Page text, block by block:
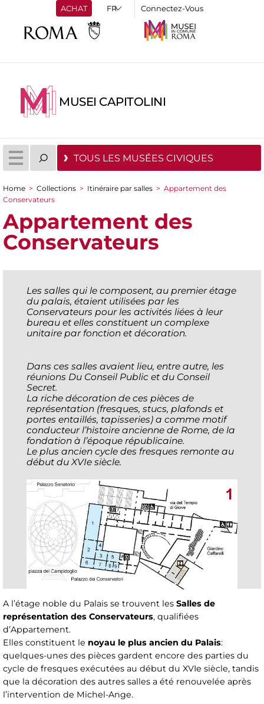
ACHAT Connectez-Vous
MUSEI CAPITOLINI
TOUS LES MUSÉES CIVIQUES
You are here
Home > Collections > Itinéraire par salles > Appartement des
Conservateurs
Appartement des
Conservateurs
Les salles qui le composent, au premier étage
du palais, étaient utilisées par les
Conservateurs pour les activités liées à leur
bureau et elles constituent un complexe
unitaire par fonction et décoration.
Dans ces salles avaient lieu, entre autre, les
réunions Du Conseil Public et du Conseil
Secret.
La riche décoration de ces pièces de
représentation (fresques, stucs, plafonds et
portes entaillés, tapisseries) a comme motif
conducteur l’histoire ancienne de Rome, de la
fondation à l’époque républicaine.
Le plus ancien cycle des fresques remonte au
début du XVIe siècle.
A l’étage noble du Palais se trouvent les Salles de
représentation des Conservateurs, qualifiées
d’Appartement.
Elles constituent le noyau le plus ancien du Palais:
quelques-unes des pièces gardent encore des parties du
cycle de fresques exécutées au début du XVIe siècle, tandis
que la décoration des autres salles a été renouvelée après
l’intervention de Michel-Ange.